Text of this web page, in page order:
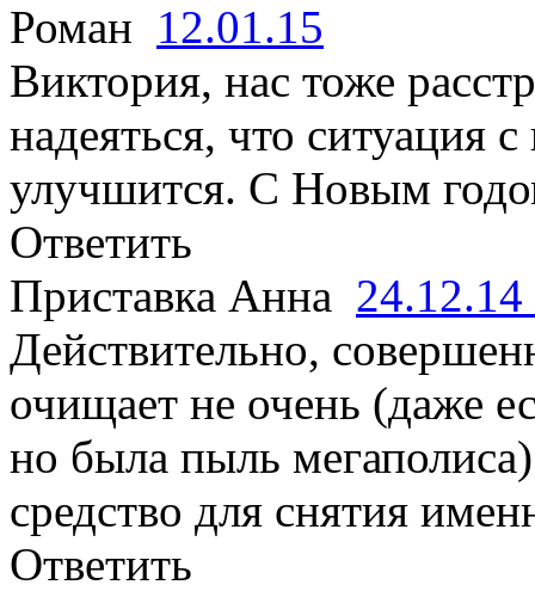
Роман 12.01.15
Виктория, нас тоже
надеяться, что ситуация
улучшится. С Новым
Ответить
Приставка Анна 24.12.14
Действительно,
очищает не очень (даже
но была пыль
средство для снятия
Ответить